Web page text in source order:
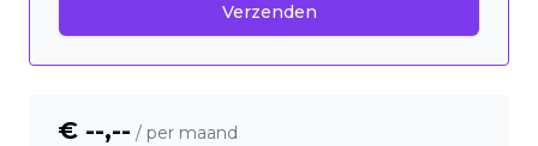
Verzenden
€ --,-- / per maand